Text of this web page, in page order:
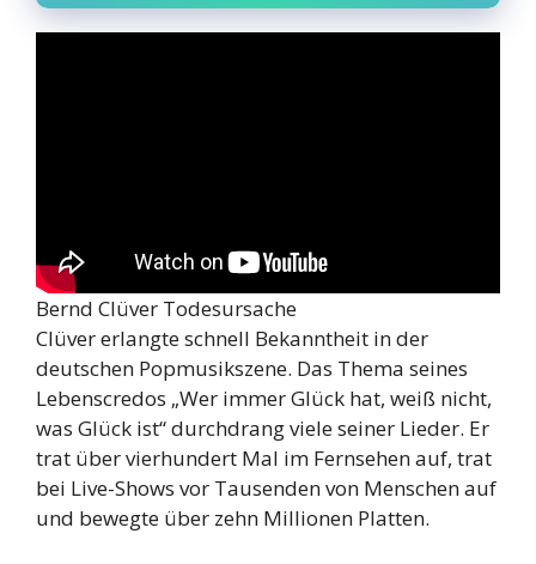
Bernd Clüver Todesursache
Clüver erlangte schnell Bekanntheit in der
deutschen Popmusikszene. Das Thema seines
Lebenscredos „Wer immer Glück hat, weiß nicht,
was Glück ist“ durchdrang viele seiner Lieder. Er
trat über vierhundert Mal im Fernsehen auf, trat
bei Live-Shows vor Tausenden von Menschen auf
und bewegte über zehn Millionen Platten.